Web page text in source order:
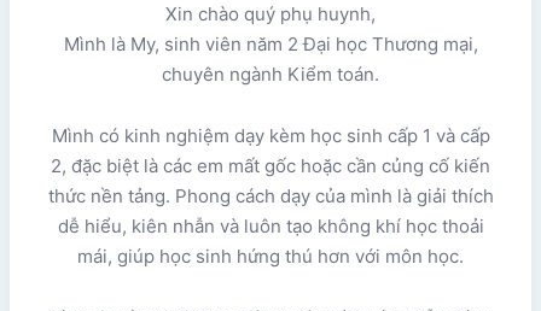
Xin chào quý phụ huynh,
Mình là My, sinh viên năm 2 Đại học Thương mại,
chuyên ngành Kiểm toán.
Mình có kinh nghiệm dạy kèm học sinh cấp 1 và cấp
2, đặc biệt là các em mất gốc hoặc cần củng cố kiến
thức nền tảng. Phong cách dạy của mình là giải thích
dễ hiểu, kiên nhẫn và luôn tạo không khí học thoải
mái, giúp học sinh hứng thú hơn với môn học.